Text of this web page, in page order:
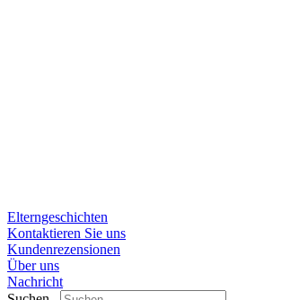
Elterngeschichten
Kontaktieren Sie uns
Kundenrezensionen
Über uns
Nachricht